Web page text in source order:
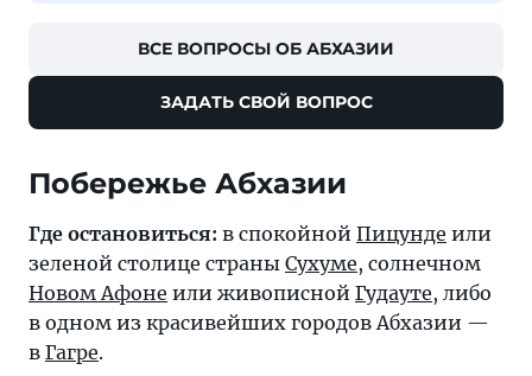
ВСЕ ВОПРОСЫ ОБ АБХАЗИИ
ЗАДАТЬ СВОЙ ВОПРОС
Побережье Абхазии
Где остановиться: в спокойной Пицунде или
зеленой столице страны Сухуме, солнечном
Новом Афоне или живописной Гудауте, либо
в одном из красивейших городов Абхазии —
в Гагре.